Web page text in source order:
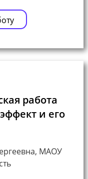
работа
и его
МАОУ